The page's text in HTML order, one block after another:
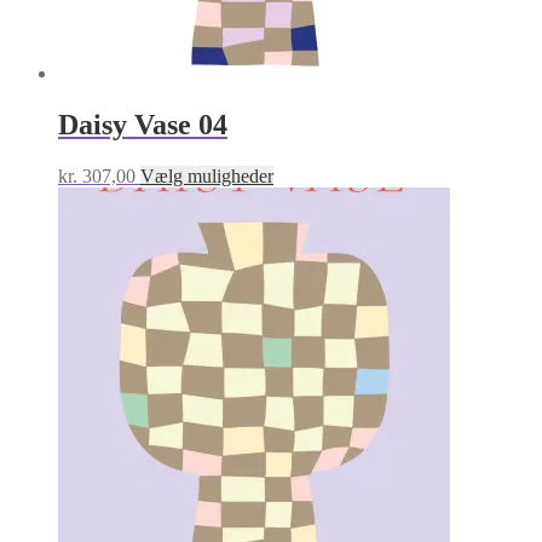
Daisy Vase 04
kr. 307,00 Vælg mulighederDette
vare
har
flere
varianter.
Mulighederne
kan
varesiden